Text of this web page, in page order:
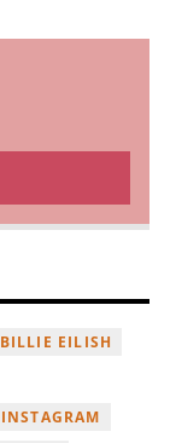
BILLIE EILISH
INSTAGRAM